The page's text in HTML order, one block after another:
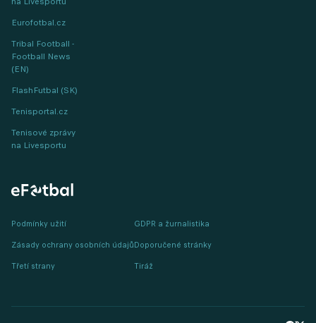
Eurofotbal.cz
Tribal Football -
Football News
(EN)
FlashFutbal (SK)
Tenisportal.cz
Tenisové zprávy
na Livesportu
Podmínky užití
Zásady ochrany osobních údajů
Třetí strany
GDPR a žurnalistika
Doporučené stránky
Tiráž